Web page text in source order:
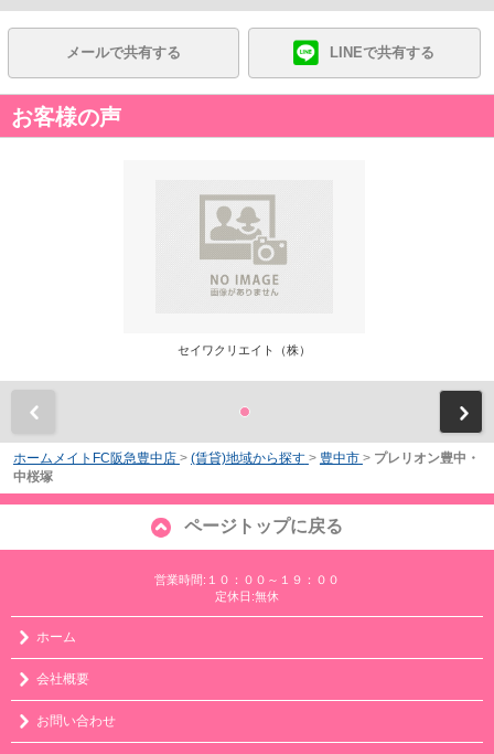
メールで共有する LINEで共有する
お客様の声
セイワクリエイト（株）
ホームメイトFC阪急豊中店 > (賃貸)地域から探す > 豊中市 > プレリオン豊中・
中桜塚
ページトップに戻る
営業時間:１０：００～１９：００
定休日:無休
ホーム
会社概要
お問い合わせ